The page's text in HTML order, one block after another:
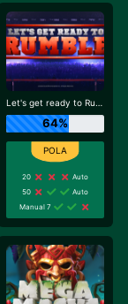
Let's get ready to Rumble
64%
20
Auto
50
Auto
Manual 7